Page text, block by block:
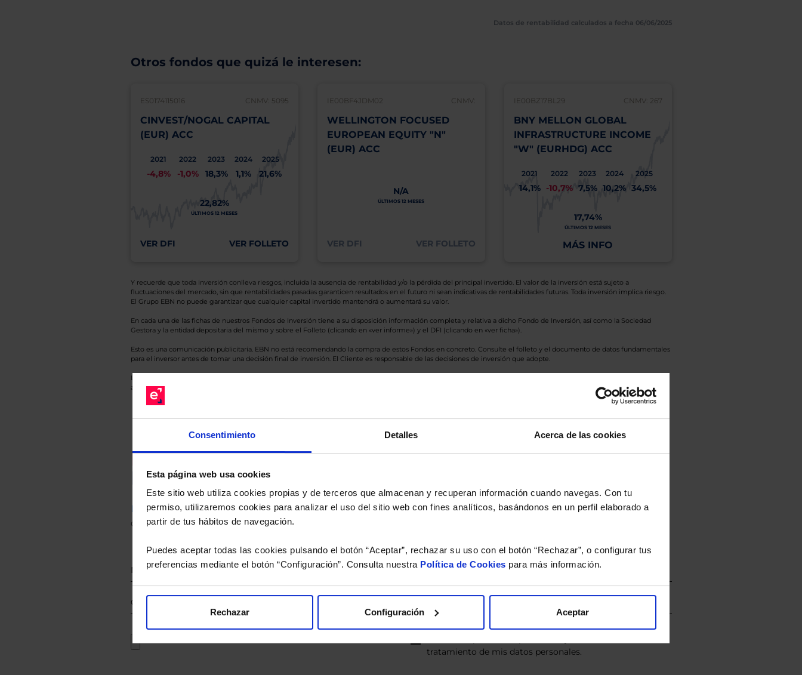
Consentimiento Detalles Acerca de las cookies
Esta página web usa cookies
Este sitio web utiliza cookies propias y de terceros que almacenan y recuperan información cuando navegas. Con tu
permiso, utilizaremos cookies para analizar el uso del sitio web con fines analíticos, basándonos en un perfil elaborado a
partir de tus hábitos de navegación.
Puedes aceptar todas las cookies pulsando el botón “Aceptar”, rechazar su uso con el botón “Rechazar”, o configurar tus
preferencias mediante el botón “Configuración”. Consulta nuestra Política de Cookies para más información.
Rechazar Configuración Aceptar
Datos de rentabilidad calculados a fecha 06/06/2025
Otros fondos que quizá le interesen:
ES0174115016 CNMV: 5095
CINVEST/NOGAL CAPITAL
(EUR) ACC
2021
-4,8%
2022
-1,0%
2023
18,3%
2024
1,1%
2025
21,6%
22,82%
ÚLTIMOS 12 MESES
VER DFI VER FOLLETO
IE00BF4JDM02 CNMV:
WELLINGTON FOCUSED
EUROPEAN EQUITY "N"
(EUR) ACC
N/A
ÚLTIMOS 12 MESES
VER DFI VER FOLLETO
IE00BZ17BL29 CNMV: 267
BNY MELLON GLOBAL
INFRASTRUCTURE INCOME
"W" (EURHDG) ACC
2021
14,1%
2022
-10,7%
2023
7,5%
2024
10,2%
2025
34,5%
17,74%
ÚLTIMOS 12 MESES
MÁS INFO
Y recuerde que toda inversión conlleva riesgos, incluida la ausencia de rentabilidad y/o la pérdida del principal invertido. El valor de la inversión está sujeto a
fluctuaciones del mercado, sin que rentabilidades pasadas garanticen resultados en el futuro ni sean indicativas de rentabilidades futuras. Toda inversión implica riesgo.
El Grupo EBN no puede garantizar que cualquier capital invertido mantendrá o aumentará su valor.
En cada una de las fichas de nuestros Fondos de Inversión tiene a su disposición información completa y relativa a dicho Fondo de Inversión, así como la Sociedad
Gestora y la entidad depositaria del mismo y sobre el Folleto (clicando en «ver informe») y el DFI (clicando en «ver ficha»).
Esto es una comunicación publicitaria. EBN no está recomendando la compra de estos Fondos en concreto. Consulte el folleto y el documento de datos fundamentales
para el inversor antes de tomar una decisión final de inversión. El Cliente es responsable de las decisiones de inversión que adopte.
Los datos de rentabilidad mostrados hacen referencia a los Valores Liquidativos del Fondo al cierre de la última sesión, y se calculan de Valor Liquidativo de la sesión
anterior a Valor Liquidativo actual con reinversión de dividendos si el fondo es de reparto. Todas las rentabilidades mostradas están en la divisa Euro.
Recomendado.
Le hacemos un estudio gratuito de su cartera.
Descárguese el archivoe indíquenos los ISINs de sus Fondos y nuestros expertos le enviarán un estudio gratuito
de sus alternativas de Clases Limpias con las que podrá ahorrar en sus costes.
tratamiento de mis datos personales.